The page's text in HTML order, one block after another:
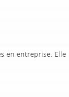
en entreprise. Elle